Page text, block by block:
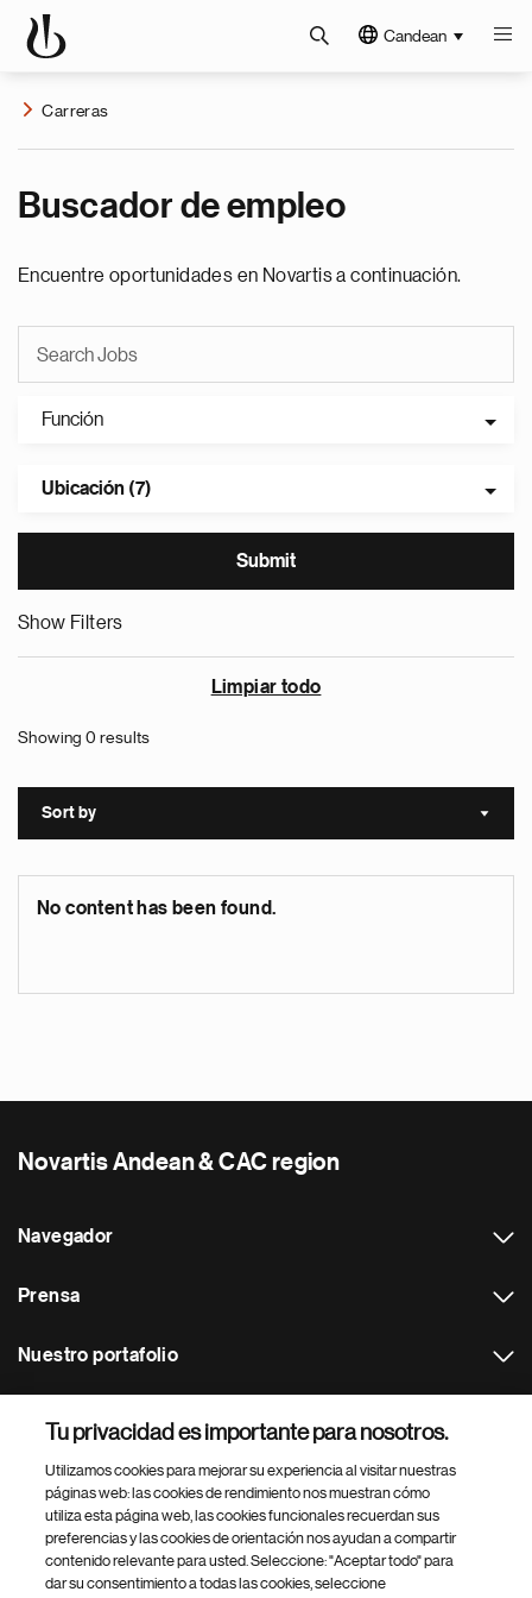
Candean
Carreras
Buscador de empleo
Encuentre oportunidades en Novartis a continuación.
Función
Ubicación (7)
Show Filters
Limpiar todo
Showing 0 results
Sort by Sort
No content has been found.
Novartis Andean & CAC region
Navegador
Prensa
Nuestro portafolio
Footer Site Search
Tu privacidad es importante para nosotros.
Utilizamos cookies para mejorar su experiencia al visitar nuestras
páginas web: las cookies de rendimiento nos muestran cómo
utiliza esta página web, las cookies funcionales recuerdan sus
preferencias y las cookies de orientación nos ayudan a compartir
contenido relevante para usted. Seleccione: "Aceptar todo" para
dar su consentimiento a todas las cookies, seleccione